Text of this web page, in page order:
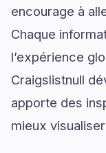
encourage à
Chaque
l’expérience
Craigslistnull
apporte des
mieux